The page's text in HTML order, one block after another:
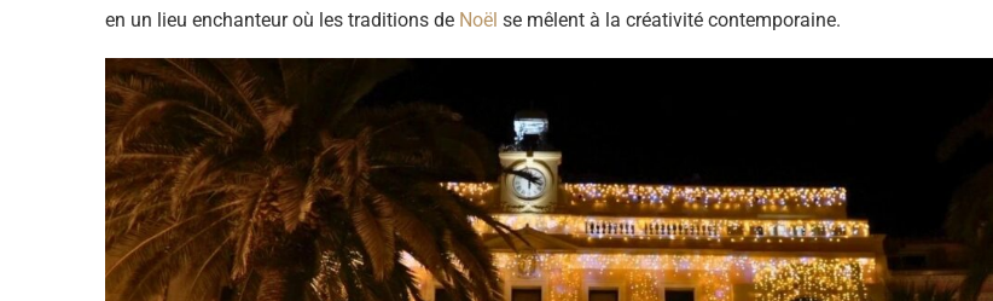
en un lieu enchanteur où les traditions de Noël se mêlent à la créativité contemporaine.